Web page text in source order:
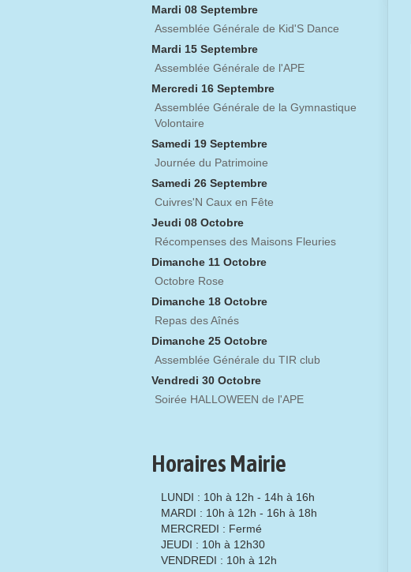
Mardi 08 Septembre
Assemblée Générale de Kid'S Dance
Mardi 15 Septembre
Assemblée Générale de l'APE
Mercredi 16 Septembre
Assemblée Générale de la Gymnastique
Volontaire
Samedi 19 Septembre
Journée du Patrimoine
Samedi 26 Septembre
Cuivres'N Caux en Fête
Jeudi 08 Octobre
Récompenses des Maisons Fleuries
Dimanche 11 Octobre
Octobre Rose
Dimanche 18 Octobre
Repas des Aînés
Dimanche 25 Octobre
Assemblée Générale du TIR club
Vendredi 30 Octobre
Soirée HALLOWEEN de l'APE
Horaires Mairie
LUNDI : 10h à 12h - 14h à 16h
MARDI : 10h à 12h - 16h à 18h
MERCREDI : Fermé
JEUDI : 10h à 12h30
VENDREDI : 10h à 12h